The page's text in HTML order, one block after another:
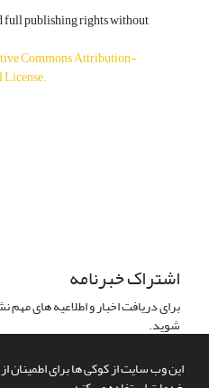
این وب سایت از کوکی ها برای اطمینان از
full publishing rights without
Commons Attribution-
.
اشتراک خبرنامه
برای دریافت اخبار و اطلاعیه های
شوید.